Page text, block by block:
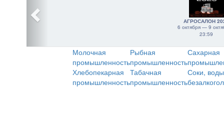
АГРОСАЛОН
6 октября — 9
23:59
Молочная
промышленность
Рыбная
промышленность
Сахарная
Хлебопекарная
промышленность
Табачная
промышленность
Соки,